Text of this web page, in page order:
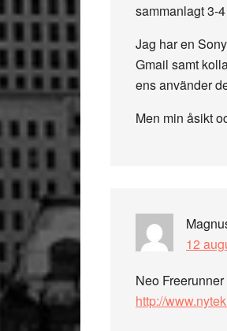
sammanlagt 3-
Jag har en
Gmail samt
ens använder
Men min åsikt
12
Neo
http://